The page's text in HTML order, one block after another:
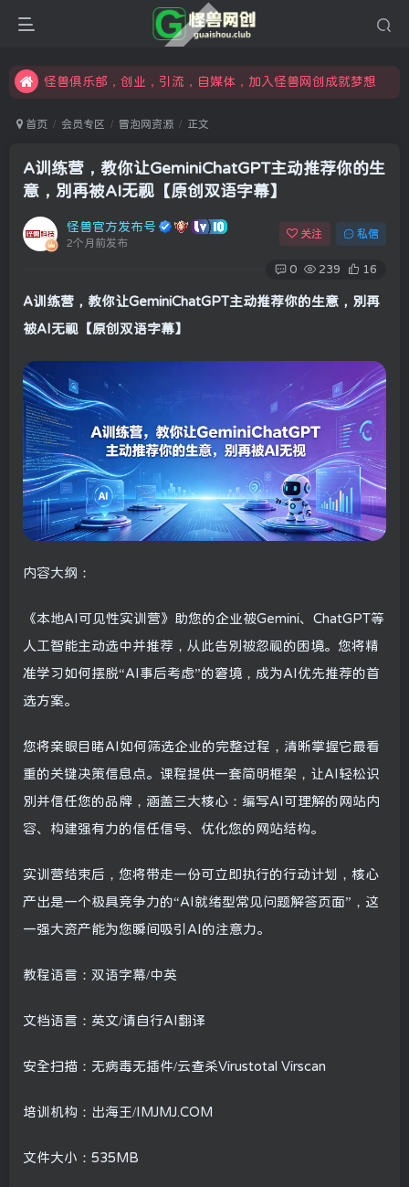
限时开通会员更享折扣，超高返佣
怪兽俱乐部，创业，引流，自媒体，加入怪兽网创成就梦想
首页 会员专区 冒泡网资源 正文
A训练营，教你让GeminiChatGPT主动推荐你的生
意，别再被AI无视【原创双语字幕】
怪兽官方发布号
2个月前发布
关注 私信
0 239 16
A训练营，教你让GeminiChatGPT主动推荐你的生意，别再
被AI无视【原创双语字幕】
内容大纲：
《本地AI可见性实训营》助您的企业被Gemini、ChatGPT等
人工智能主动选中并推荐，从此告别被忽视的困境。您将精
准学习如何摆脱“AI事后考虑”的窘境，成为AI优先推荐的首
选方案。
您将亲眼目睹AI如何筛选企业的完整过程，清晰掌握它最看
重的关键决策信息点。课程提供一套简明框架，让AI轻松识
别并信任您的品牌，涵盖三大核心：编写AI可理解的网站内
容、构建强有力的信任信号、优化您的网站结构。
实训营结束后，您将带走一份可立即执行的行动计划，核心
产出是一个极具竞争力的“AI就绪型常见问题解答页面”，这
一强大资产能为您瞬间吸引AI的注意力。
教程语言：双语字幕/中英
文档语言：英文/请自行AI翻译
安全扫描：无病毒无插件/云查杀Virustotal Virscan
培训机构：出海王/IMJMJ.COM
文件大小：535MB